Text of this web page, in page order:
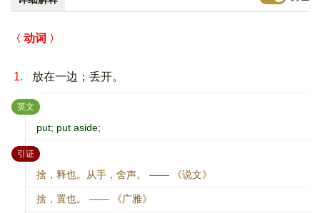
动词
1. 放在一边；丢开。
英文 ：
put; put aside;
引证：
捨，释也。从手，舍声。 —— 《说文》
捨，置也。 —— 《广雅》